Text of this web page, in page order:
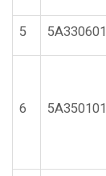
5 5А330601
6 5А350101